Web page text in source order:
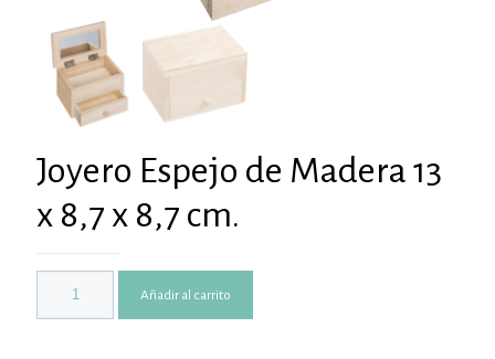
Joyero Espejo de Madera 13
x 8,7 x 8,7 cm.
Añadir al carrito